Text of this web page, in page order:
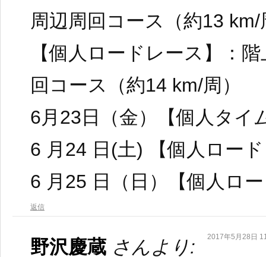
周辺周回コース（約13 km/
【個人ロードレース】：
回コース（約14 km/周）
6月23日（金）【個人タイ
6 月24 日(土) 【個人ロー
6 月25 日（日）【個人ロ
返信
野沢慶蔵 さんより: 2017年5月28日